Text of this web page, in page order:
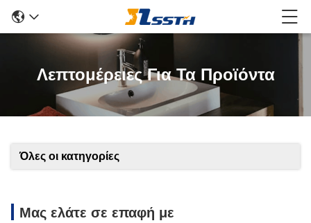
Λεπτομέρειες Για Τα Προϊόντα
Όλες οι κατηγορίες
Μας ελάτε σε επαφή με